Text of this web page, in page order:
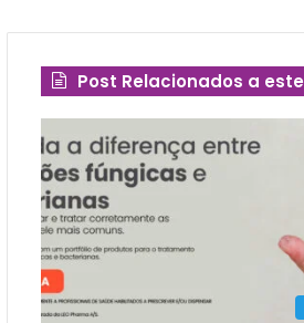
Post Relacionados a este